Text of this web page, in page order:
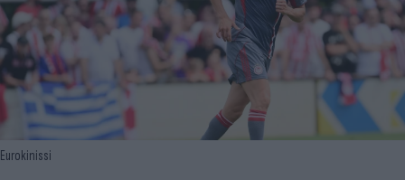
Eurokinissi